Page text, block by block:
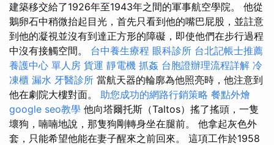
建築移交給了1926年至1943年之間的軍事航空學院。 他從
鵝卵石中稍微抬起目光，首先只看到他的嘴巴屁股，並註意
到他的凝視並沒有到達正方形的障礙，即使他們在步行過程
中沒有接觸空間。 台中養生療程 眼科診所 台北記帳士推薦
養護中心 單人房 貨運 靜電機 抓姦 台胞證辦理流程詳解 冷
凍櫃 漏水 牙醫診所 當航天器的輪廓為他照亮時，他注意到
他在劇院大樓對面。 助您成功的網路行銷策略 餐點外燴
google seo教學 他向塔爾托斯（Taltos）搖了搖頭，一隻
壞狗，喃喃地說，那隻狗剛轉身坐在腿前。 他拿起灰色外
套，只能希望他能在妻子醒來之前回來。 這項工作於1958